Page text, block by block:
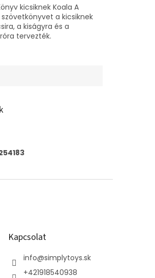
kicsiknek Koala A
a kicsiknek
a kiságyra és a
tervezték.
Kapcsolat
info@simplytoys.sk
+421918540938